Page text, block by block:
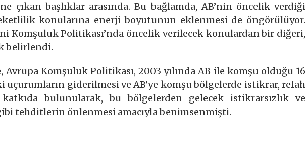
çıkan başlıklar arasında. Bu bağlamda, AB’nin öncelik verdiği
konularına enerji boyutunun eklenmesi de öngörülüyor.
Komşuluk Politikası’nda öncelik verilecek konulardan bir diğeri,
belirlendi.
Komşuluk Politikası, 2003 yılında AB ile komşu olduğu 16
uçurumların giderilmesi ve AB’ye komşu bölgelerde istikrar, refah
bulunularak, bu bölgelerden gelecek istikrarsızlık ve
tehditlerin önlenmesi amacıyla benimsenmişti.